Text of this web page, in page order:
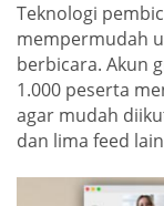
Teknologi
mempermudah
berbicara. Akun
1.000 peserta
agar mudah
dan lima feed